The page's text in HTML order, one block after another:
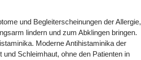
und Begleiterscheinungen der Allergie,
lindern und zum Abklingen bringen.
Moderne Antihistaminika der
Schleimhaut, ohne den Patienten in